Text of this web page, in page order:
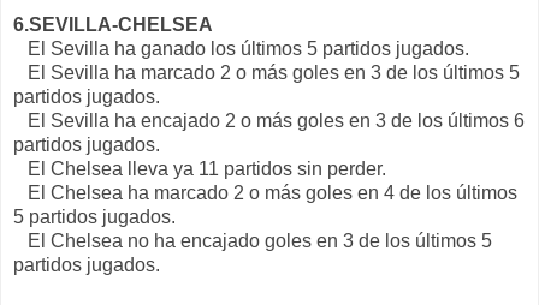
6.SEVILLA-CHELSEA
El Sevilla ha ganado los últimos 5 partidos jugados.
El Sevilla ha marcado 2 o más goles en 3 de los últimos 5
partidos jugados.
El Sevilla ha encajado 2 o más goles en 3 de los últimos 6
partidos jugados.
El Chelsea lleva ya 11 partidos sin perder.
El Chelsea ha marcado 2 o más goles en 4 de los últimos
5 partidos jugados.
El Chelsea no ha encajado goles en 3 de los últimos 5
partidos jugados.